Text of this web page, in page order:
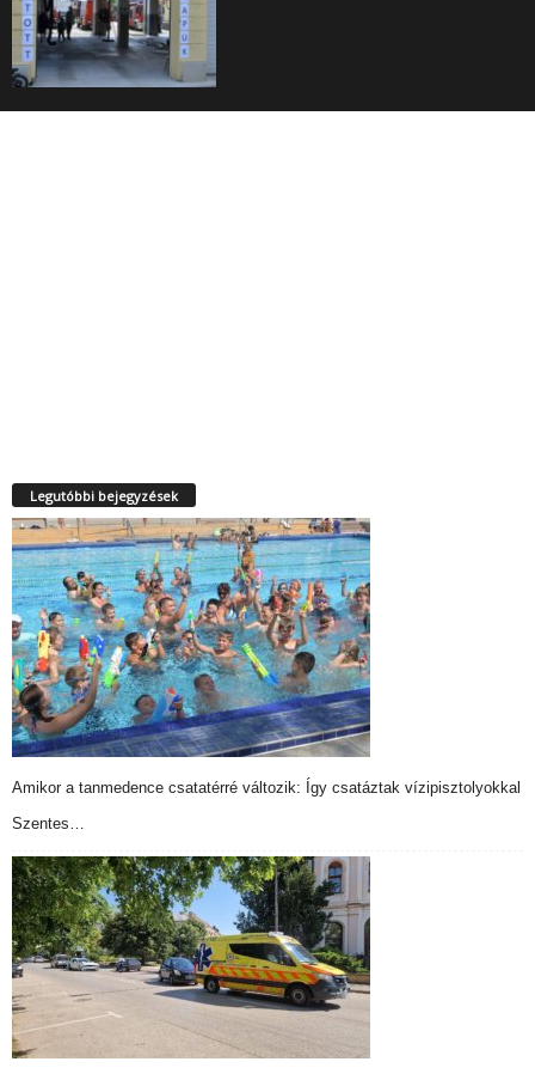
Legutóbbi bejegyzések
Amikor a tanmedence csatatérré változik: Így csatáztak vízipisztolyokkal
Szentes…